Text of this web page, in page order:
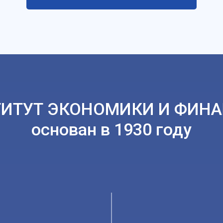
ЭКОНОМИКИ И
основан в 1930 году